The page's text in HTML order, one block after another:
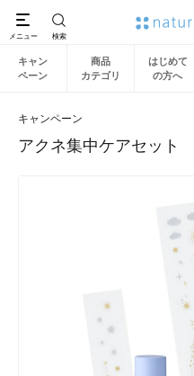
キャン
ペーン
商品
カテゴリ
はじめて
の方へ
キャンペーン
アクネ集中ケアセット